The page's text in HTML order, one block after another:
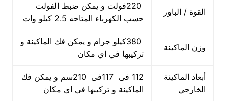
القوة / الباور
220فولت و يمكن ضبط الفولت
حسب الكهرباء المتاحه 2.5 كيلو وات
وزن الماكينة
380كيلو جرام و يمكن فك الماكينة و
تركيبها في اي مكان
أبعاد الماكينة
الخارجي
112 فى 117فى 210سم و يمكن فك
الماكينة و تركيبها في اي مكان